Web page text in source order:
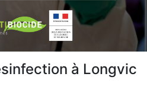
à Longvic